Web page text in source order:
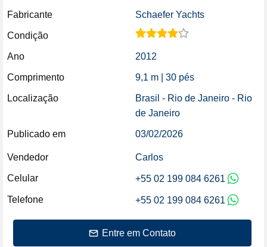
Fabricante Schaefer Yachts
Condição
Ano 2012
Comprimento 9,1 m | 30 pés
Localização
Brasil - Rio de Janeiro - Rio
de Janeiro
Publicado em 03/02/2026
Vendedor Carlos
Celular +55 02 199 084 6261
Telefone +55 02 199 084 6261
Entre em Contato